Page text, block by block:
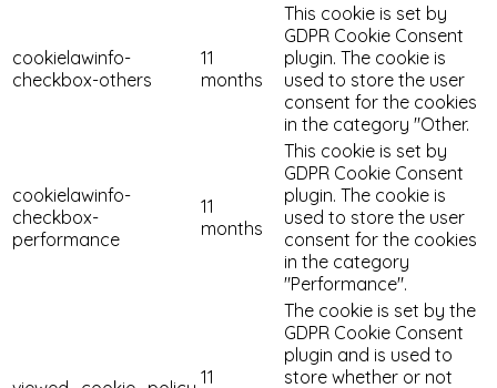
cookielawinfo-
checkbox-others
11
months
This cookie is set by
GDPR Cookie Consent
plugin. The cookie is
used to store the user
consent for the cookies
in the category "Other.
cookielawinfo-
checkbox-
performance
11
months
This cookie is set by
GDPR Cookie Consent
plugin. The cookie is
used to store the user
consent for the cookies
in the category
"Performance".
11
The cookie is set by the
GDPR Cookie Consent
plugin and is used to
store whether or not